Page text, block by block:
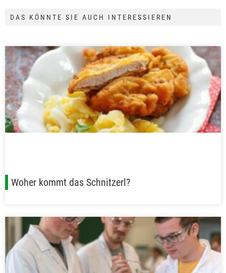
DAS KÖNNTE SIE AUCH INTERESSIEREN
Woher kommt das Schnitzerl?